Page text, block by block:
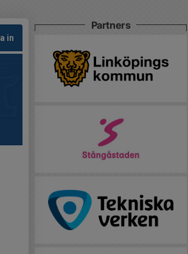
in
Partners